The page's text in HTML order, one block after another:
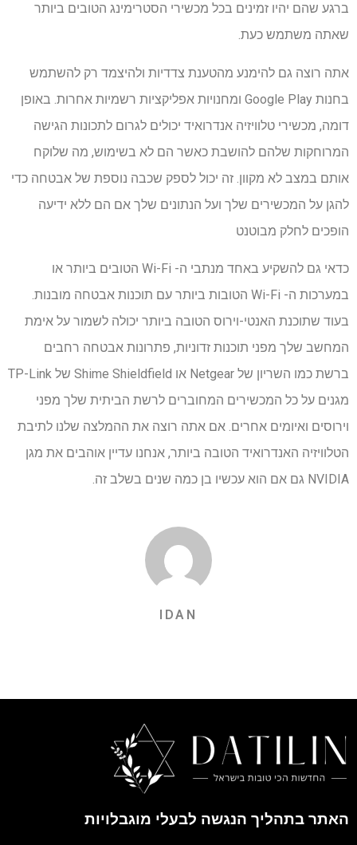
ברגע שהם יהיו זמינים בכל מכשירי הסטרימינג הטובים ביותר
שאתה משתמש כעת.
אתה רוצה גם להימנע מהטענת צדדיות ולהיצמד רק להשתמש
בחנות Google Play ומחנויות אפליקציות רשמיות אחרות. באופן
דומה, מכשירי טלוויזיה אנדרואיד יכולים לגרום לתכונות הגישה
המרוחקות שלהם להושבת כאשר הם לא בשימוש, מה שלוקח
אותם במצב לא מקוון. זה יכול לספק שכבה נוספת של אבטחה כדי
להגן על המכשירים שלך ועל הנתונים שלך אם הם ללא ידיעה
הופכים לחלק מבוטנט
כדאי גם להשקיע באחד מנתבי ה- Wi-Fi הטובים ביותר או
במערכות ה- Wi-Fi הטובות ביותר עם תוכנות אבטחה מובנות.
בעוד שתוכנת האנטי-וירוס הטובה ביותר יכולה לשמור על אימת
המחשב שלך מפני תוכנות זדוניות, פתרונות אבטחה רחבים
ברשת כמו השריון של Netgear או Shime Shieldfield של TP-Link
מגנים על כל המכשירים המחוברים לרשת הביתית שלך מפני
וירוסים ואיומים אחרים. אם אתה רוצה את ההמלצה שלנו לתיבת
הטלוויזיה האנדרואיד הטובה ביותר, אנחנו עדיין אוהבים את מגן
NVIDIA גם אם הוא עכשיו בן כמה שנים בשלב זה.
IDAN
האתר בתהליך הנגשה לבעלי מוגבלויות